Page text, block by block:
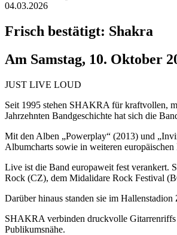
04.03.2026
Frisch bestätigt: Shakra
Am Samstag, 10. Oktober
JUST LIVE LOUD
Seit 1995 stehen SHAKRA für kraftvollen,
Jahrzehnten Bandgeschichte hat sich die
Mit den Alben „Powerplay“ (2013) und
Albumcharts sowie in weiteren
Live ist die Band europaweit fest verankert.
Rock (CZ), dem Midalidare Rock Festival
Darüber hinaus standen sie im
SHAKRA verbinden druckvolle Gitarrenriffs
Publikumsnähe.